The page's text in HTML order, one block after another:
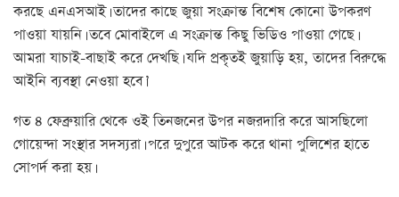
করছে এনএসআই। তাদের কাছে জুয়া সংক্রান্ত বিশেষ কোনো উপকরণ
পাওয়া যায়নি। তবে মোবাইলে এ সংক্রান্ত কিছু ভিডিও পাওয়া গেছে।
আমরা যাচাই-বাছাই করে দেখছি। যদি প্রকৃতই জুয়াড়ি হয়, তাদের বিরুদ্ধে
আইনি ব্যবস্থা নেওয়া হবে।’
গত ৪ ফেব্রুয়ারি থেকে ওই তিনজনের উপর নজরদারি করে আসছিলো
গোয়েন্দা সংস্থার সদস্যরা। পরে দুপুরে আটক করে থানা পুলিশের হাতে
সোপর্দ করা হয়।